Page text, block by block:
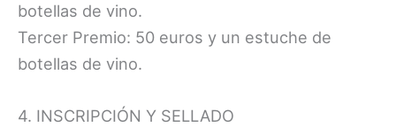
botellas de vino.
Tercer Premio: 50 euros y un estuche de
botellas de vino.
4. INSCRIPCIÓN Y SELLADO